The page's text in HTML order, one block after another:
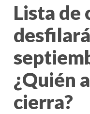
Lista de
¿Quién
cierra?